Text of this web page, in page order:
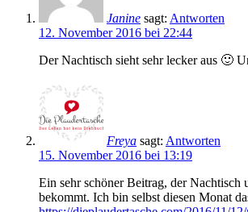
Janine sagt: Antworten
12. November 2016 bei 22:44
Der Nachtisch sieht sehr lecker aus 🙂
Freya sagt: Antworten
15. November 2016 bei 13:19
Ein sehr schöner Beitrag, der
bekommt. Ich bin selbst diesen Monat